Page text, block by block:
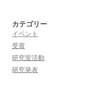
カテゴリー
イベント
受賞
研究室活動
研究発表